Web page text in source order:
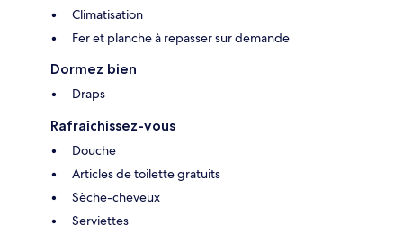
Climatisation
Fer et planche à repasser sur demande
Dormez bien
Draps
Rafraîchissez-vous
Douche
Articles de toilette gratuits
Sèche-cheveux
Serviettes